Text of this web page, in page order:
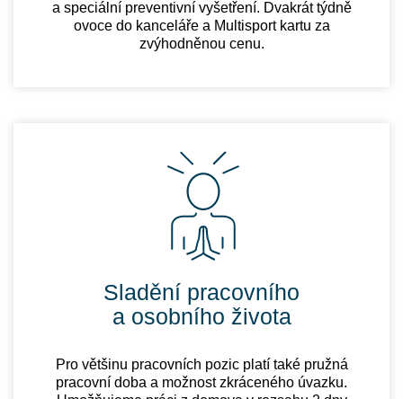
a speciální preventivní vyšetření. Dvakrát týdně
ovoce do kanceláře a Multisport kartu za
zvýhodněnou cenu.
Sladění pracovního
a osobního života
Pro většinu pracovních pozic platí také pružná
pracovní doba a možnost zkráceného úvazku.